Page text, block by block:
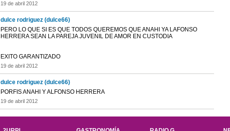
19 de abril 2012
dulce rodriguez (dulce66)
PERO LO QUE SI ES QUE TODOS QUEREMOS QUE ANAHI YA LAFONSO
HERRERA SEAN LA PAREJA JUVENIL DE AMOR EN CUSTODIA
EXITO GARANTIZADO
19 de abril 2012
dulce rodriguez (dulce66)
PORFIS ANAHI Y ALFONSO HERRERA
19 de abril 2012